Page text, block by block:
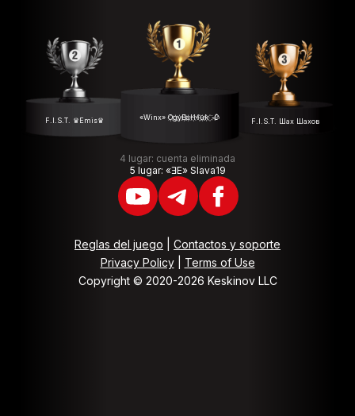
«Winx» O҉g҉y҉B҉a҉H҉4҉u҉k҉ ҉ 🥀
F.I.S.T. ♛Emis♛ F.I.S.T. Шах Шахов
4 lugar: cuenta eliminada
5 lugar: «ƎЕ» Slava19
Reglas del juego
Contactos y soporte
Privacy Policy| Terms of Use
Copyright © 2020-2026 Keskinov LLC